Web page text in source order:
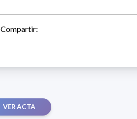
Compartir:
VER ACTA